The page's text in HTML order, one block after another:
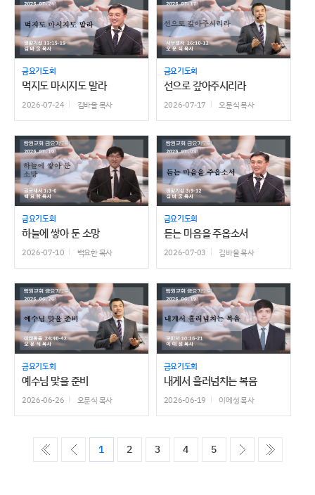
금요기도회
먹지도 마시지도 말라
2026-07-24 김바울 목사
금요기도회
선으로 갚아주시리라
2026-07-17 오문식 목사
금요기도회
하늘에 쌓아 둔 소망
2026-07-10 백요한 목사
금요기도회
듣는 마음을 주옵소서
2026-07-03 김바울 목사
금요기도회
예수님 맞을 준비
2026-06-26 오문식 목사
금요기도회
내게서 흘러넘치는 복음
2026-06-19 이에성 목사
ó�� ����
1 2 3 4 5 ����